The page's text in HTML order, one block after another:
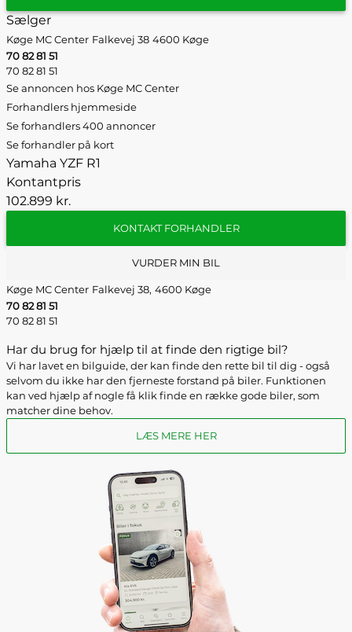
Sælger
Køge MC Center Falkevej 38 4600 Køge
70 82 81 51
70 82 81 51
Se annoncen hos Køge MC Center
Forhandlers hjemmeside
Se forhandlers 400 annoncer
Se forhandler på kort
Yamaha YZF R1
Kontantpris
102.899 kr.
KONTAKT FORHANDLER
VURDER MIN BIL
Køge MC Center Falkevej 38, 4600 Køge
70 82 81 51
70 82 81 51
Har du brug for hjælp til at finde den rigtige bil?
Vi har lavet en bilguide, der kan finde den rette bil til dig - også
selvom du ikke har den fjerneste forstand på biler. Funktionen
kan ved hjælp af nogle få klik finde en række gode biler, som
matcher dine behov.
LÆS MERE HER